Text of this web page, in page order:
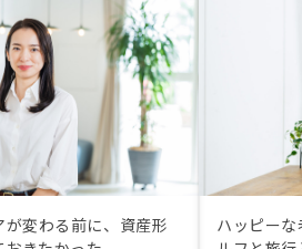
調しても良い
ランドのマン
ろは、マンシ
管理している
性の人が借り
ムバリューが
確かにそれも
区でしか売れ
変わる前に、資産形
ハッピー